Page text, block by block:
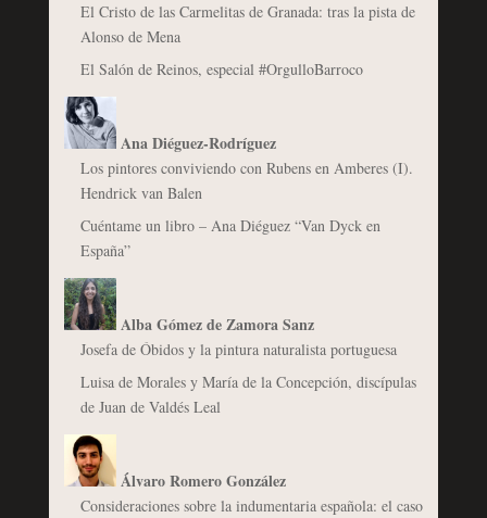
El Cristo de las Carmelitas de Granada: tras la pista de
Alonso de Mena
El Salón de Reinos, especial #OrgulloBarroco
Ana Diéguez-Rodríguez
Los pintores conviviendo con Rubens en Amberes (I).
Hendrick van Balen
Cuéntame un libro – Ana Diéguez “Van Dyck en
España”
Alba Gómez de Zamora Sanz
Josefa de Óbidos y la pintura naturalista portuguesa
Luisa de Morales y María de la Concepción, discípulas
de Juan de Valdés Leal
Álvaro Romero González
Consideraciones sobre la indumentaria española: el caso